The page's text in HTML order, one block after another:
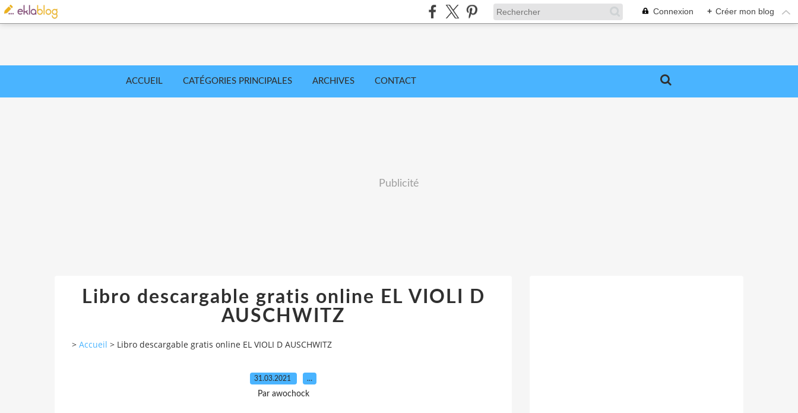
Connexion + Créer mon blog
ACCUEIL CATÉGORIES PRINCIPALES ARCHIVES CONTACT
Publicité
Libro descargable gratis online EL VIOLI D
AUSCHWITZ
> Accueil > Libro descargable gratis online EL VIOLI D AUSCHWITZ
31.03.2021 …
Par awochock